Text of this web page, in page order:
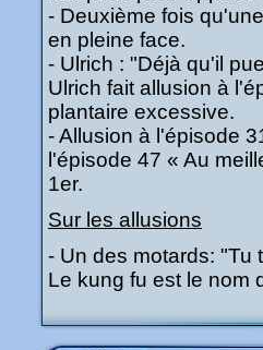
- Deuxième fois
en pleine face.
- Ulrich : "Déjà qu'il
Ulrich fait allusion à
plantaire excessive.
- Allusion à l'épisode
l'épisode 47 « Au
1er.
Sur les allusions
- Un des motards: "Tu
Le kung fu est le nom